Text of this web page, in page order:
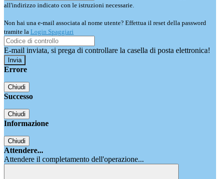
all'indirizzo indicato con le istruzioni necessarie.
Non hai una e-mail associata al nome utente? Effettua il reset della password
tramite la Login Spaggiari
E-mail inviata, si prega di controllare la casella di posta elettronica!
Errore
Chiudi
Successo
Chiudi
Informazione
Chiudi
Attendere...
Attendere il completamento dell'operazione...